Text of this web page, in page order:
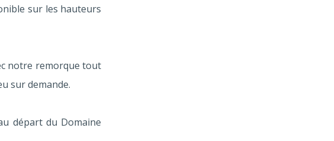
sur les hauteurs
notre remorque tout
sur demande.
départ du Domaine